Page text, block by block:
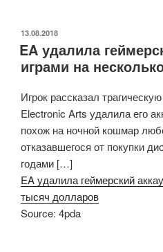
ОПУБЛИКОВАНО
13.08.2018
EA удалила
играми на
Игрок рассказал
Electronic Arts удалила его
похож на ночной кошмар
отказавшегося от покупки
годами […]
EA удалила геймерский
тысяч долларов
Source: 4pda